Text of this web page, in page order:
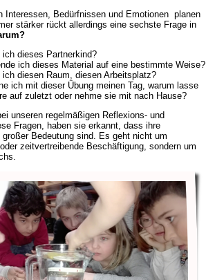
Interessen, Bedürfnissen und Emotionen planen
stärker rückt allerdings eine sechste Frage in
ich dieses Partnerkind?
ich dieses Material auf eine bestimmte Weise?
ich diesen Raum, diesen Arbeitsplatz?
ich mit dieser Übung meinen Tag, warum lasse
auf zuletzt oder nehme sie mit nach Hause?
unseren regelmäßigen Reflexions- und
Fragen, haben sie erkannt, dass ihre
großer Bedeutung sind. Es geht nicht um
zeitvertreibende Beschäftigung, sondern um